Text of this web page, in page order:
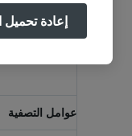
الفرز حسب:الأحدث
جميع عوامل التصفية
إعادة